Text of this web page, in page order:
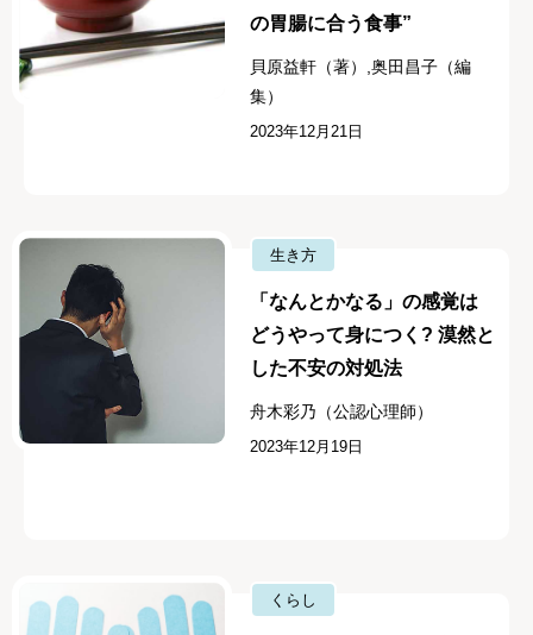
の胃腸に合う食事”
貝原益軒（著）,奥田昌子（編
集）
2023年12月21日
生き方
「なんとかなる」の感覚は
どうやって身につく? 漠然と
した不安の対処法
舟木彩乃（公認心理師）
2023年12月19日
くらし